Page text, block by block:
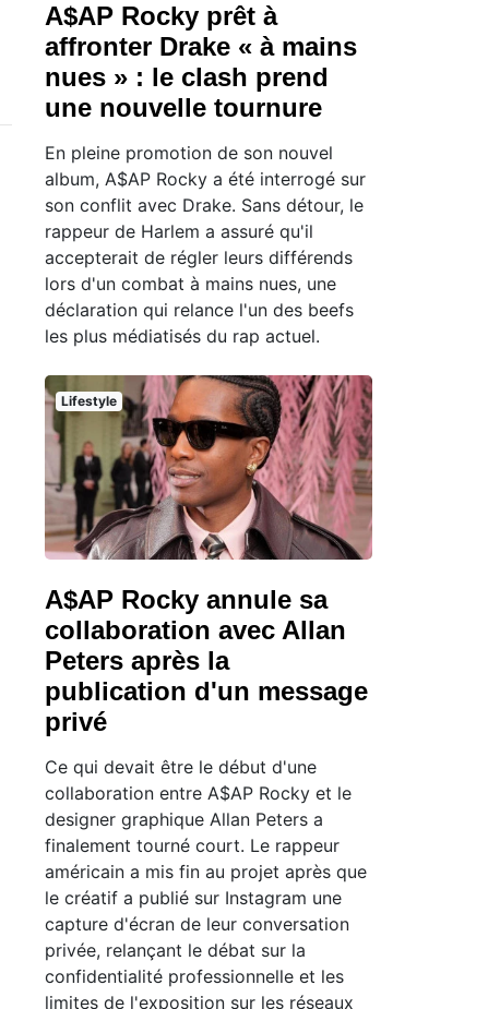
A$AP Rocky prêt à
affronter Drake « à mains
nues » : le clash prend
une nouvelle tournure
En pleine promotion de son nouvel
album, A$AP Rocky a été interrogé sur
son conflit avec Drake. Sans détour, le
rappeur de Harlem a assuré qu'il
accepterait de régler leurs différends
lors d'un combat à mains nues, une
déclaration qui relance l'un des beefs
les plus médiatisés du rap actuel.
Lifestyle
A$AP Rocky annule sa
collaboration avec Allan
Peters après la
publication d'un message
privé
Ce qui devait être le début d'une
collaboration entre A$AP Rocky et le
designer graphique Allan Peters a
finalement tourné court. Le rappeur
américain a mis fin au projet après que
le créatif a publié sur Instagram une
capture d'écran de leur conversation
privée, relançant le débat sur la
confidentialité professionnelle et les
limites de l'exposition sur les réseaux